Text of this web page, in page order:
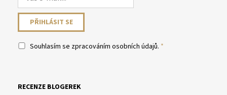
Souhlasím se zpracováním osobních údajů.
RECENZE BLOGEREK